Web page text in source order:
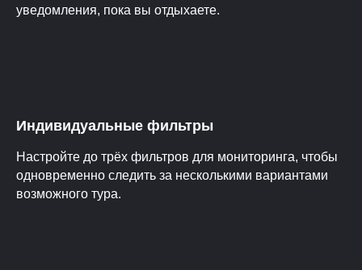
уведомления, пока вы отдыхаете.
Индивидуальные фильтры
Настройте до трёх фильтров для мониторинга, чтобы
одновременно следить за несколькими вариантами
возможного тура.